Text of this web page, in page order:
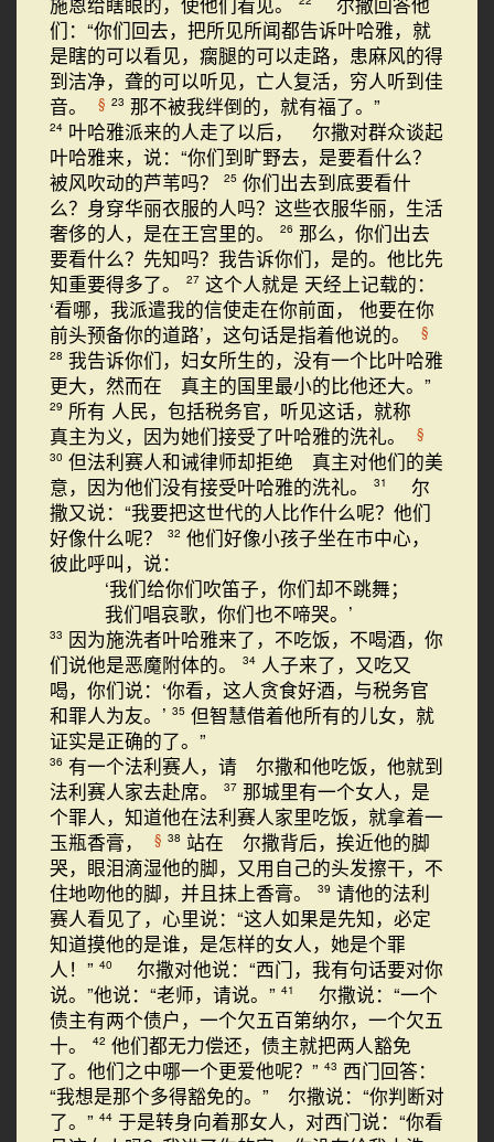
们：“你们回去，把所见所闻都告诉叶哈雅，就
是瞎的可以看见，瘸腿的可以走路，患麻风的得
到洁净，聋的可以听见，亡人复活，穷人听到佳
音。
§ 23 那不被我绊倒的，就有福了。”
24 叶哈雅派来的人走了以后， 尔撒对群众谈起
叶哈雅来，说：“你们到旷野去，是要看什么？
被风吹动的芦苇吗？
25 你们出去到底要看什
么？身穿华丽衣服的人吗？这些衣服华丽，生活
奢侈的人，是在王宫里的。
26 那么，你们出去
要看什么？先知吗？我告诉你们，是的。他比先
知重要得多了。
27 这个人就是 天经上记载的：
‘看哪，我派遣我的信使走在你前面， 他要在你
前头预备你的道路’，这句话是指着他说的。
§
28 我告诉你们，妇女所生的，没有一个比叶哈雅
更大，然而在 真主的国里最小的比他还大。”
29 所有 人民，包括税务官，听见这话，就称
真主为义，因为她们接受了叶哈雅的洗礼。
§
30 但法利赛人和诫律师却拒绝 真主对他们的美
意，因为他们没有接受叶哈雅的洗礼。
31
尔
撒又说：“我要把这世代的人比作什么呢？他们
好像什么呢？
32 他们好像小孩子坐在巿中心，
彼此呼叫，说：
‘我们给你们吹笛子，你们却不跳舞；
我们唱哀歌，你们也不啼哭。’
33 因为施洗者叶哈雅来了，不吃饭，不喝酒，你
们说他是恶魔附体的。
34 人子来了，又吃又
喝，你们说：‘你看，这人贪食好酒，与税务官
和罪人为友。’ 35 但智慧借着他所有的儿女，就
证实是正确的了。”
36 有一个法利赛人，请 尔撒和他吃饭，他就到
法利赛人家去赴席。
37 那城里有一个女人，是
个罪人，知道他在法利赛人家里吃饭，就拿着一
玉瓶香膏，
§ 38 站在 尔撒背后，挨近他的脚
哭，眼泪滴湿他的脚，又用自己的头发擦干，不
住地吻他的脚，并且抹上香膏。
39 请他的法利
赛人看见了，心里说：“这人如果是先知，必定
知道摸他的是谁，是怎样的女人，她是个罪
人！” 40
尔撒对他说：“西门，我有句话要对你
说。”他说：“老师，请说。” 41
尔撒说：“一个
债主有两个债户，一个欠五百第纳尔，一个欠五
十。
42 他们都无力偿还，债主就把两人豁免
了。他们之中哪一个更爱他呢？” 43 西门回答：
“我想是那个多得豁免的。” 尔撒说：“你判断对
了。” 44 于是转身向着那女人，对西门说：“你看